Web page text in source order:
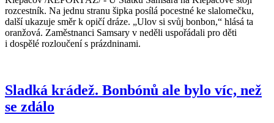
rozcestník. Na jednu stranu šipka posílá pocestné ke slalomečku,
další ukazuje směr k opičí dráze. „Ulov si svůj bonbon,“ hlásá ta
oranžová. Zaměstnanci Samsary v neděli uspořádali pro děti
i dospělé rozloučení s prázdninami.
Sladká krádež. Bonbónů ale bylo víc, než
se zdálo